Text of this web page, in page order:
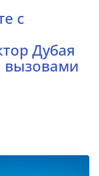
с
Дубая
вызовами